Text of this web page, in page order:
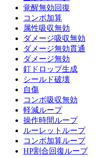
覚醒無効回復
コンボ加算
属性吸収無効
ダメージ吸収無効
ダメージ無効貫通
ダメージ無効
釘ドロップ生成
シールド破壊
自傷
コンボ吸収無効
軽減ループ
操作時間ループ
ルーレットループ
コンボ加算ループ
HP割合回復ループ